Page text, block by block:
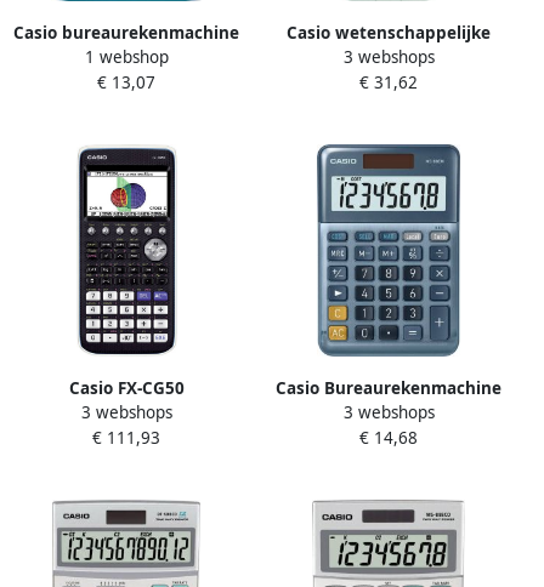
Casio bureaurekenmachine
MS-20UC blauw
1 webshop
€ 13,07
Casio wetenschappelijke
rekenmachine FX92B
Secondaire
3 webshops
€ 31,62
Casio FX-CG50
Rekenmachine Met
Examenstand
3 webshops
€ 111,93
Casio Bureaurekenmachine
MS-88EM
3 webshops
€ 14,68